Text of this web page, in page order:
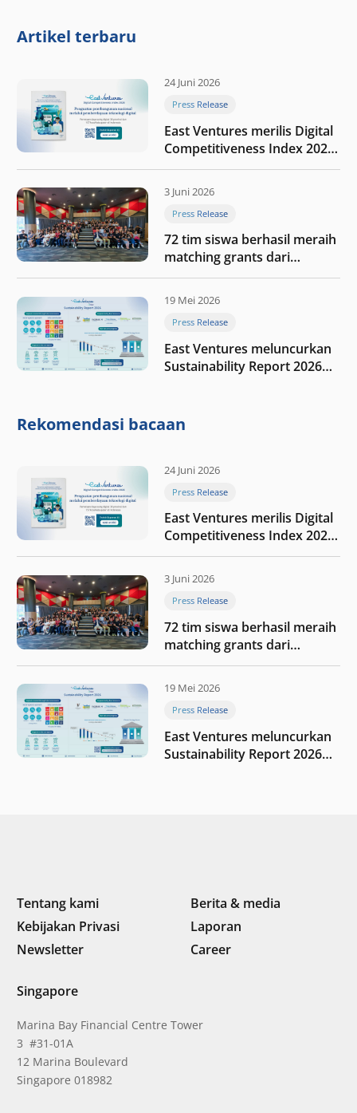
Artikel terbaru
24 Juni 2026
Press Release
East Ventures merilis Digital
Competitiveness Index 2026,
menyoroti fase transformasi
digital Indonesia selanjutnya
3 Juni 2026
Press Release
72 tim siswa berhasil meraih
matching grants dari
program My First $1000
19 Mei 2026
Press Release
East Ventures meluncurkan
Sustainability Report 2026
nilai melalui kedisiplinan”
Rekomendasi bacaan
24 Juni 2026
Press Release
East Ventures merilis Digital
Competitiveness Index 2026,
menyoroti fase transformasi
digital Indonesia selanjutnya
3 Juni 2026
Press Release
72 tim siswa berhasil meraih
matching grants dari
program My First $1000
19 Mei 2026
Press Release
East Ventures meluncurkan
Sustainability Report 2026
Tentang kami
Berita & media
Kebijakan Privasi
Laporan
Newsletter
Career
Singapore
Marina Bay Financial Centre Tower
3 #31-01A
12 Marina Boulevard
Singapore 018982